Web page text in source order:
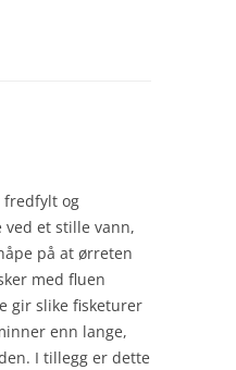
fredfylt og
et stille vann,
på at ørreten
med fluen
gir slike fisketurer
enn lange,
I tillegg er dette